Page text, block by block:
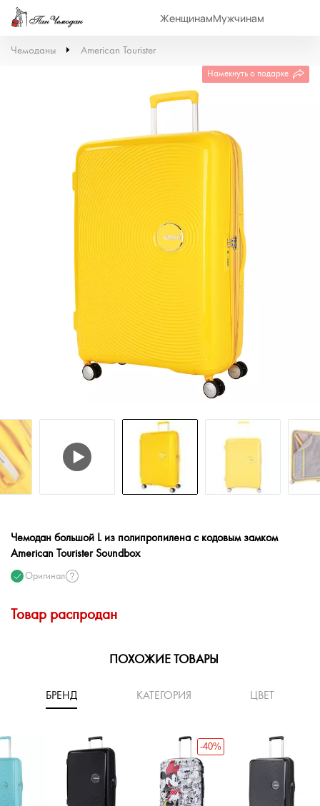
ЖенщинамМужчинам
Чемоданы American Tourister
Намекнуть о подарке
Чемодан большой L из полипропилена с кодовым замком
American Tourister Soundbox
Оригинал
Товар распродан
ПОХОЖИЕ ТОВАРЫ
БРЕНД КАТЕГОРИЯ ЦВЕТ
-40%